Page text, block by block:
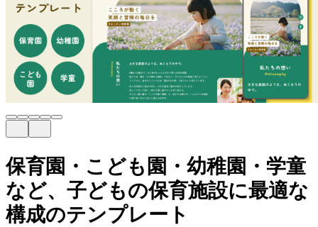
保育園・こども園・幼稚園・学童
など、子どもの保育施設に最適な
構成のテンプレート